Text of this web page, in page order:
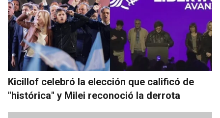
Kicillof celebró la elección que calificó de
"histórica" y Milei reconoció la derrota